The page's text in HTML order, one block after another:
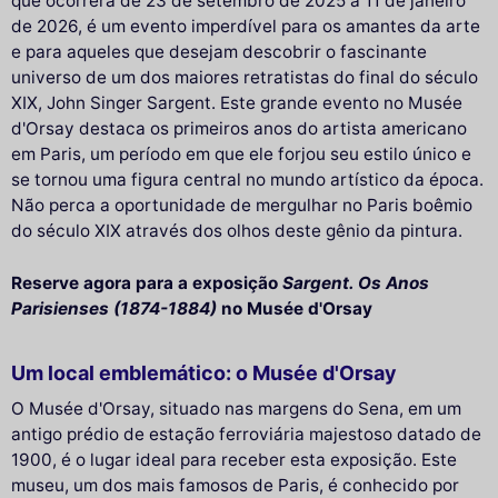
de 2026, é um evento imperdível para os amantes da arte
e para aqueles que desejam descobrir o fascinante
universo de um dos maiores retratistas do final do século
XIX, John Singer Sargent. Este grande evento no Musée
d'Orsay destaca os primeiros anos do artista americano
em Paris, um período em que ele forjou seu estilo único e
se tornou uma figura central no mundo artístico da época.
Não perca a oportunidade de mergulhar no Paris boêmio
do século XIX através dos olhos deste gênio da pintura.
Reserve agora para a exposição Sargent. Os Anos
Parisienses (1874-1884) no Musée d'Orsay
Um local emblemático: o Musée d'Orsay
O Musée d'Orsay, situado nas margens do Sena, em um
antigo prédio de estação ferroviária majestoso datado de
1900, é o lugar ideal para receber esta exposição. Este
museu, um dos mais famosos de Paris, é conhecido por